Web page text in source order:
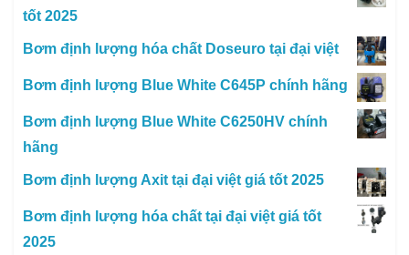
tốt 2025
Bơm định lượng hóa chất Doseuro tại đại việt
Bơm định lượng Blue White C645P chính hãng
Bơm định lượng Blue White C6250HV chính
hãng
Bơm định lượng Axit tại đại việt giá tốt 2025
Bơm định lượng hóa chất tại đại việt giá tốt
2025